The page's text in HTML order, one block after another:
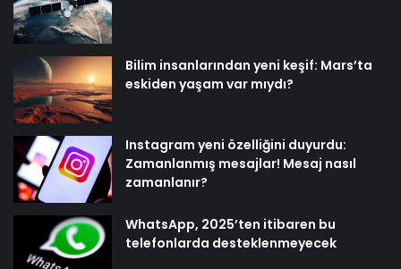
Bilim insanlarından yeni keşif: Mars’ta
eskiden yaşam var mıydı?
Instagram yeni özelliğini duyurdu:
Zamanlanmış mesajlar! Mesaj nasıl
zamanlanır?
WhatsApp, 2025’ten itibaren bu
telefonlarda desteklenmeyecek